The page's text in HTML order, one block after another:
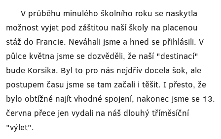
V průběhu minulého školního roku se naskytla
možnost vyjet pod záštitou naší školy na placenou
stáž do Francie. Neváhali jsme a hned se přihlásili. V
půlce května jsme se dozvěděli, že naší "destinací"
bude Korsika. Byl to pro nás nejdřív docela šok, ale
postupem času jsme se tam začali i těšit. I přesto, že
bylo obtížné najít vhodné spojení, nakonec jsme se 13.
června přece jen vydali na náš dlouhý tříměsíční
"výlet".